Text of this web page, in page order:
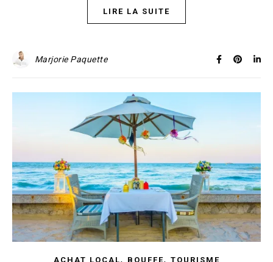
LIRE LA SUITE
Marjorie Paquette
ACHAT LOCAL, BOUFFE, TOURISME